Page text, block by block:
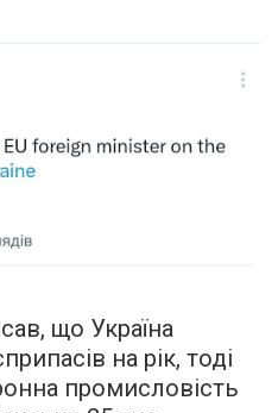
що Україна
на рік, тоді
промисловість